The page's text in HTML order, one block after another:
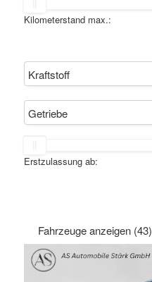
Kilometerstand max.:
Kraftstoff
Getriebe
Erstzulassung ab:
Fahrzeuge anzeigen (43)